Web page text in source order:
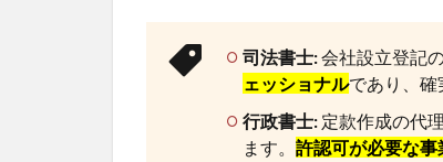
司法書士:会社設立登記
ェッショナルであり、確
行政書士: 定款作成の代
ます。 許認可が必要な